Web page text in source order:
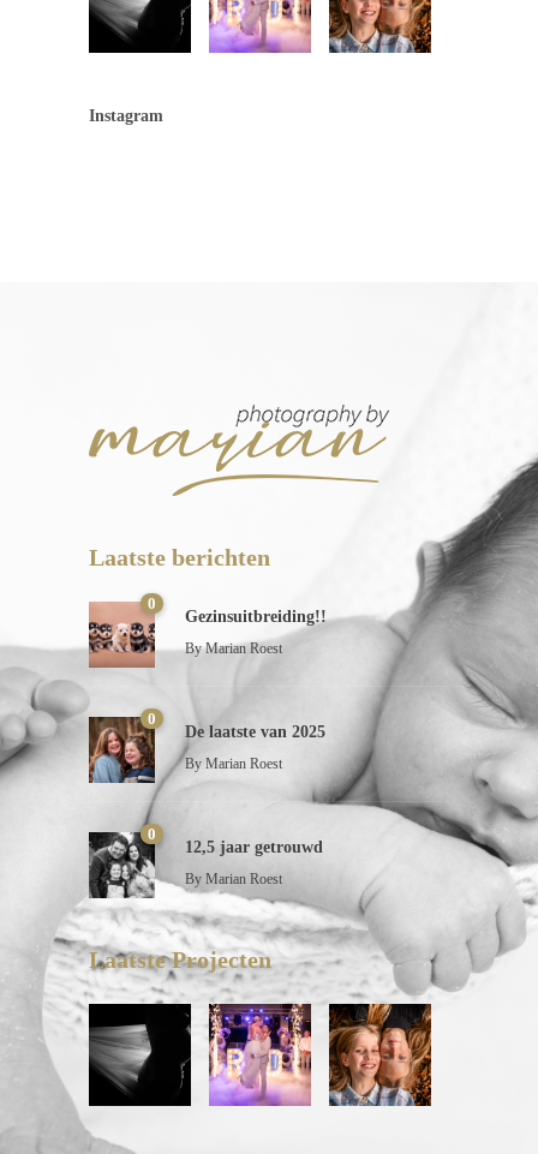
Instagram
Laatste berichten
0
Gezinsuitbreiding!!
ByMarian Roest
0
De laatste van 2025
By Marian Roest
0
12,5 jaar getrouwd
By Marian Roest
Laatste Projecten